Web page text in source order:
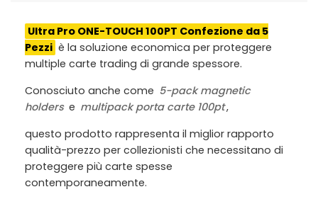
Ultra Pro ONE-TOUCH 100PT Confezione da 5
Pezzi è la soluzione economica per proteggere
multiple carte trading di grande spessore.
Conosciuto anche come 5-pack magnetic
holders e multipack porta carte 100pt,
questo prodotto rappresenta il miglior rapporto
qualità-prezzo per collezionisti che necessitano di
proteggere più carte spesse
contemporaneamente.